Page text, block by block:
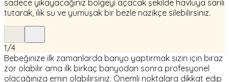
sadece yıkayacağınız bölgeyi açacak şekilde havluya sarılı
tutarak, ılık su ve yumuşak bir bezle nazikçe silebilirsiniz.
1/4
Bebeğinize ilk zamanlarda banyo yaptırmak sizin için biraz
zor olabilir ama ilk birkaç banyodan sonra profesyonel
olacağınıza emin olabilirsiniz. Önemli noktalara dikkat edip